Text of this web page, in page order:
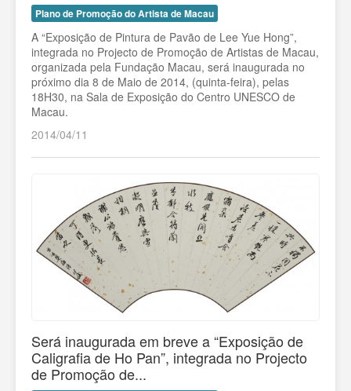
Plano de Promoção do Artista de Macau
A “Exposição de Pintura de Pavão de Lee Yue Hong”,
integrada no Projecto de Promoção de Artistas de Macau,
organizada pela Fundação Macau, será inaugurada no
próximo dia 8 de Maio de 2014, (quinta-feira), pelas
18H30, na Sala de Exposição do Centro UNESCO de
Macau.
2014/04/11
Será inaugurada em breve a “Exposição de
Caligrafia de Ho Pan”, integrada no Projecto
de Promoção de...